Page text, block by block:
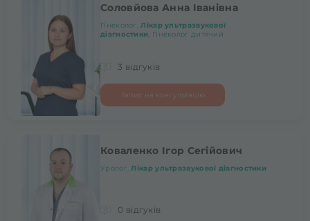
Соловйова Анна Іванівна
Гінеколог,Лікар ультразвукової
діагностики, Гінеколог дитячий
3 відгуків
Запис на консультацію
Коваленко Ігор Сегійович
Уролог,Лікар ультразвукової діагностики
0 відгуків